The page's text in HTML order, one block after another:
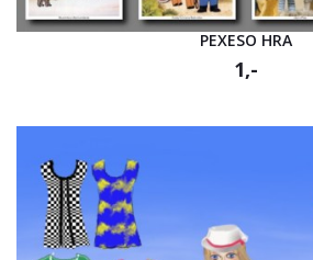
PEXESO HRA
1,-